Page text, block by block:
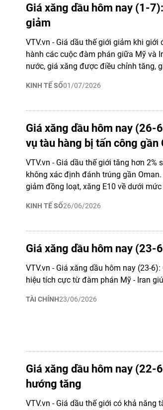
Giá xăng dầu hôm nay (1-
giảm
KINH TẾ SỐ01/07/2026
VTV.vn - Giá dầu thế giới giảm khi
hành các cuộc đàm phán giữa Mỹ và
nước, giá xăng được điều chỉnh tăng,
Giá xăng dầu hôm nay (26-
vụ tàu hàng bị tấn công gần
KINH TẾ SỐ26/06/2026
VTV.vn - Giá dầu thế giới tăng hơn
không xác định đánh trúng gần
giảm đồng loạt, xăng E10 về dưới
Giá xăng dầu hôm nay (23-
TÀI CHÍNH23/06/2026
VTV.vn - Giá xăng dầu hôm nay (23-
hiệu tích cực từ đàm phán Mỹ - Iran
Giá xăng dầu hôm nay (22-
hướng tăng
VTV.vn - Giá dầu thế giới có khả